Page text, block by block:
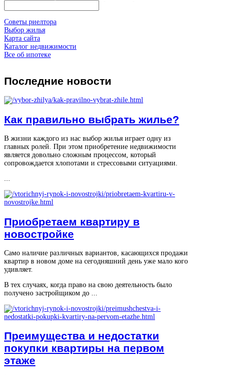
Советы риелтора
Выбор жилья
Карта сайта
Каталог недвижимости
Все об ипотеке
Последние новости
Как правильно выбрать жилье?
В жизни каждого из нас выбор жилья играет одну из
главных ролей. При этом приобретение недвижимости
является довольно сложным процессом, который
сопровождается хлопотами и стрессовыми ситуациями.
...
Приобретаем квартиру в
новостройке
Само наличие различных вариантов, касающихся продажи
квартир в новом доме на сегодняшний день уже мало кого
удивляет.
В тех случаях, когда право на свою деятельность было
получено застройщиком до ...
Преимущества и недостатки
покупки квартиры на первом
этаже